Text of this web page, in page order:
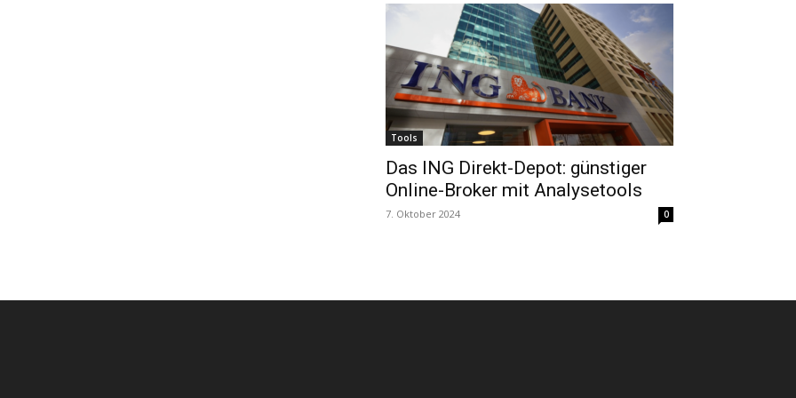
Tools
Das ING Direkt-Depot: günstiger
Online-Broker mit Analysetools
7. Oktober 2024 0